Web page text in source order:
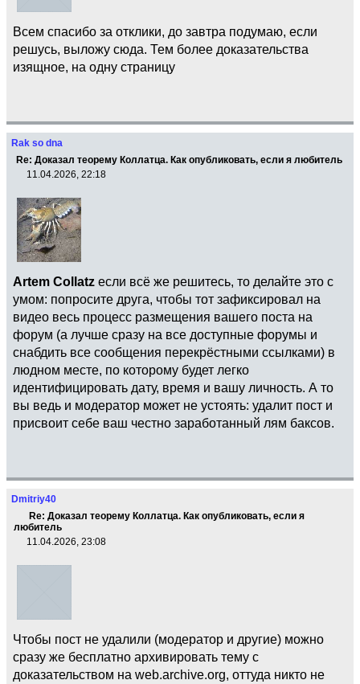
Всем спасибо за отклики, до завтра подумаю, если
решусь, выложу сюда. Тем более доказательства
изящное, на одну страницу
Rak so dna
Re: Доказал теорему Коллатца. Как опубликовать, если я любитель
11.04.2026, 22:18
Artem Collatz если всё же решитесь, то делайте это с
умом: попросите друга, чтобы тот зафиксировал на
видео весь процесс размещения вашего поста на
форум (а лучше сразу на все доступные форумы и
снабдить все сообщения перекрёстными ссылками) в
людном месте, по которому будет легко
идентифицировать дату, время и вашу личность. А то
вы ведь и модератор может не устоять: удалит пост и
присвоит себе ваш честно заработанный лям баксов.
Dmitriy40
Re: Доказал теорему Коллатца. Как опубликовать, если я
любитель
11.04.2026, 23:08
Чтобы пост не удалили (модератор и другие) можно
сразу же бесплатно архивировать тему с
доказательством на web.archive.org, оттуда никто не